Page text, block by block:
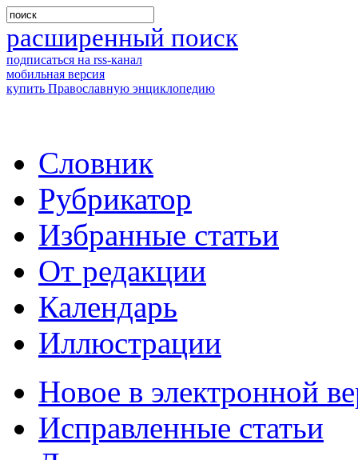
расширенный поиск
подписаться на rss-канал
мобильная версия
купить Православную энциклопедию
Словник
Рубрикатор
Избранные статьи
От редакции
Календарь
Иллюстрации
Новое в электронной
Исправленные статьи